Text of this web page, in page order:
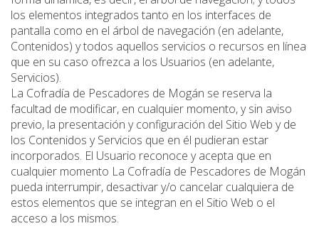
los elementos integrados tanto en los interfaces de
pantalla como en el árbol de navegación (en adelante,
Contenidos) y todos aquellos servicios o recursos en línea
que en su caso ofrezca a los Usuarios (en adelante,
Servicios).
La Cofradía de Pescadores de Mogán se reserva la
facultad de modificar, en cualquier momento, y sin aviso
previo, la presentación y configuración del Sitio Web y de
los Contenidos y Servicios que en él pudieran estar
incorporados. El Usuario reconoce y acepta que en
cualquier momento La Cofradía de Pescadores de Mogán
pueda interrumpir, desactivar y/o cancelar cualquiera de
estos elementos que se integran en el Sitio Web o el
acceso a los mismos.